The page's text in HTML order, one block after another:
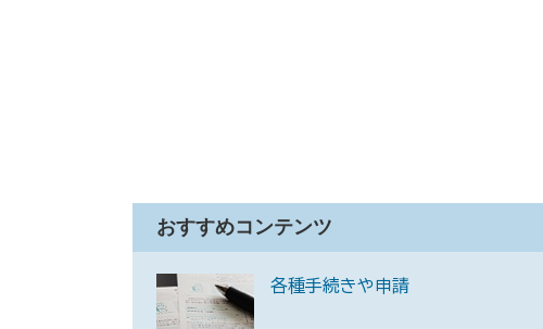
おすすめコンテンツ
各種手続きや申請